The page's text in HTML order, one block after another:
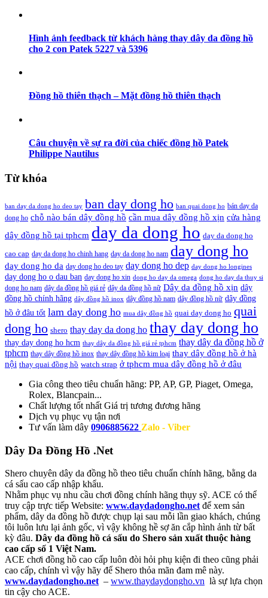
Hình ảnh feedback từ khách hàng thay dây da đồng hồ
cho 2 con Patek 5227 và 5396
Đồng hồ thiên thạch – Mặt đồng hồ thiên thạch
Câu chuyện về sự ra đời của chiếc đồng hồ Patek
Philippe Nautilus
Từ khóa
ban day da dong ho deo tay ban day dong ho ban quai dong ho bán day da
dong ho chỗ nào bán dây đồng hồ cần mua dây đồng hồ xịn cửa hàng
dây đồng hồ tại tphcm day da dong ho day da dong ho
cao cap day da dong ho chinh hang day da dong ho nam day dong ho
day dong ho da day dong ho deo tay day dong ho dep day dong ho longines
day dong ho o dau ban day dong ho xin dong ho day da omega dong ho day da thuy si
dong ho nam dây da đồng hồ giá rẻ dây da đồng hồ nữ Dây da đồng hồ xịn dây
đồng hồ chính hãng dây đồng hồ inox dây đồng hồ nam dây đồng hồ nữ dây đồng
hồ ở đâu tốt lam day dong ho mua dây đồng hồ quai day dong ho quai
dong ho shero thay day da dong ho thay day dong ho
thay day dong ho hcm thay dây da đồng hồ giá rẻ tphcm thay dây da đồng hồ ở
tphcm thay dây đồng hồ inox thay dây đồng hồ kim loại thay dây đồng hồ ở hà
nội thay quai đồng hồ watch strap ở tphcm mua dây đồng hồ ở đâu
Gia công theo tiêu chuẩn hãng: PP, AP, GP, Piaget, Omega,
Rolex, Blancpain...
Chất lượng tốt nhất Giá trị tương đương hãng
Dịch vụ phục vụ tận nơi
Tư vấn làm dây 0906885622 Zalo - Viber
Dây Da Đồng Hồ .Net
Shero chuyên dây da đồng hồ theo tiêu chuẩn chính hãng, bằng da
cá sấu cao cấp nhập khẩu.
Nhằm phục vụ nhu cầu chơi đồng chính hãng thụy sỹ. ACE có thể
truy cập trực tiếp Website: www.daydadongho.net để xem sản
phẩm, dây da đồng hồ được chụp lại sau mỗi lần giao khách, chúng
tôi luôn lưu lại ảnh gốc, vì vậy không hề sợ ăn cắp hình ảnh từ bất
kỳ đâu. Dây da đồng hồ cá sấu do Shero sản xuất thuộc hàng
cao cấp số 1 Việt Nam.
ACE chơi đồng hồ cao cấp luôn đòi hỏi phụ kiện đi theo cũng phải
cao cấp, chính vì vậy hãy để Shero thỏa mãn đam mê này.
www.daydadongho.net – www.thaydaydongho.vn là sự lựa chọn
tin cậy cho ACE.